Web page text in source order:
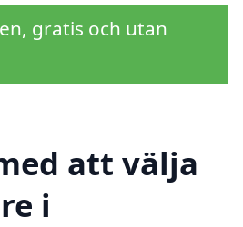
gratis och utan
att välja
i